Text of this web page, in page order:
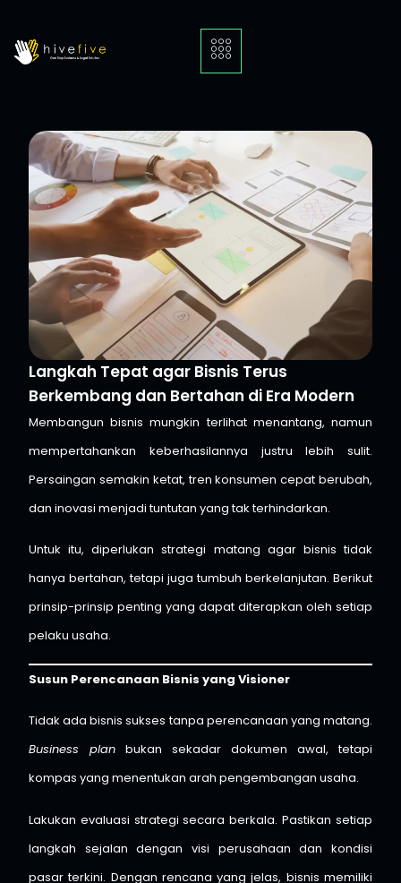
Langkah Tepat agar Bisnis Terus
Berkembang dan Bertahan di Era Modern
Membangun bisnis mungkin terlihat menantang, namun
mempertahankan keberhasilannya justru lebih sulit.
Persaingan semakin ketat, tren konsumen cepat berubah,
dan inovasi menjadi tuntutan yang tak terhindarkan.
Untuk itu, diperlukan strategi matang agar bisnis tidak
hanya bertahan, tetapi juga tumbuh berkelanjutan. Berikut
prinsip-prinsip penting yang dapat diterapkan oleh setiap
pelaku usaha.
Susun Perencanaan Bisnis yang Visioner
Tidak ada bisnis sukses tanpa perencanaan yang matang.
Business plan bukan sekadar dokumen awal, tetapi
kompas yang menentukan arah pengembangan usaha.
Lakukan evaluasi strategi secara berkala. Pastikan setiap
langkah sejalan dengan visi perusahaan dan kondisi
pasar terkini. Dengan rencana yang jelas, bisnis memiliki